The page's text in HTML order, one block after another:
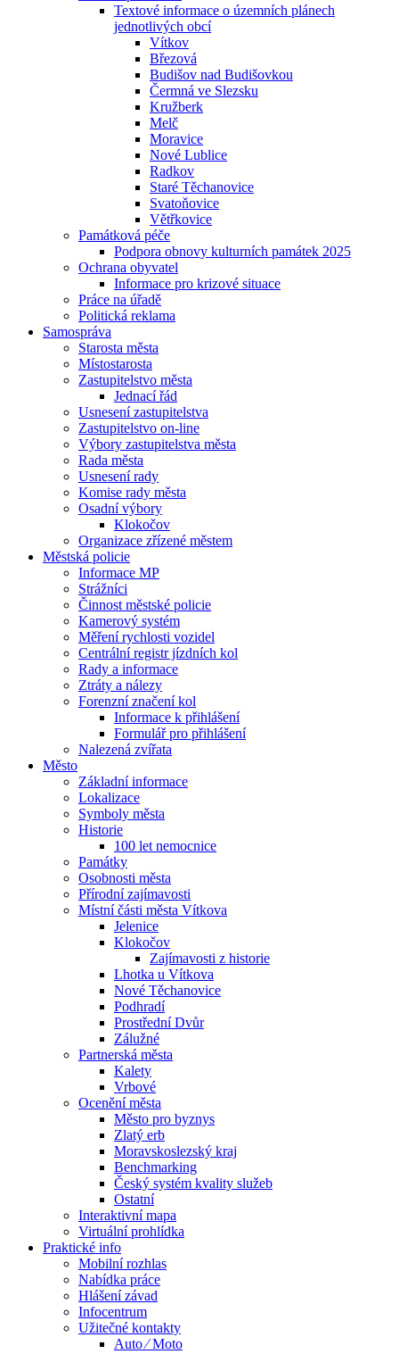
Textové informace o územních plánech
jednotlivých obcí
Vítkov
Březová
Budišov nad Budišovkou
Čermná ve Slezsku
Kružberk
Melč
Moravice
Nové Lublice
Radkov
Staré Těchanovice
Svatoňovice
Větřkovice
Památková péče
Podpora obnovy kulturních památek 2025
Ochrana obyvatel
Informace pro krizové situace
Práce na úřadě
Politická reklama
Samospráva
Starosta města
Místostarosta
Zastupitelstvo města
Jednací řád
Usnesení zastupitelstva
Zastupitelstvo on-line
Výbory zastupitelstva města
Rada města
Usnesení rady
Komise rady města
Osadní výbory
Klokočov
Organizace zřízené městem
Městská policie
Informace MP
Strážníci
Činnost městské policie
Kamerový systém
Měření rychlosti vozidel
Centrální registr jízdních kol
Rady a informace
Ztráty a nálezy
Forenzní značení kol
Informace k přihlášení
Formulář pro přihlášení
Nalezená zvířata
Město
Základní informace
Lokalizace
Symboly města
Historie
100 let nemocnice
Památky
Osobnosti města
Přírodní zajímavosti
Místní části města Vítkova
Jelenice
Klokočov
Zajímavosti z historie
Lhotka u Vítkova
Nové Těchanovice
Podhradí
Prostřední Dvůr
Zálužné
Partnerská města
Kalety
Vrbové
Ocenění města
Město pro byznys
Zlatý erb
Moravskoslezský kraj
Benchmarking
Český systém kvality služeb
Ostatní
Interaktivní mapa
Virtuální prohlídka
Praktické info
Mobilní rozhlas
Nabídka práce
Hlášení závad
Infocentrum
Užitečné kontakty
Auto ⁄ Moto